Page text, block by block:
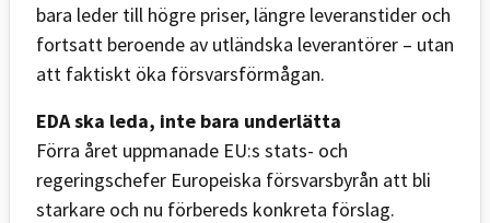
bara leder till högre priser, längre leveranstider och
fortsatt beroende av utländska leverantörer – utan
att faktiskt öka försvarsförmågan.
EDA ska leda, inte bara underlätta
Förra året uppmanade EU:s stats- och
regeringschefer Europeiska försvarsbyrån att bli
starkare och nu förbereds konkreta förslag.